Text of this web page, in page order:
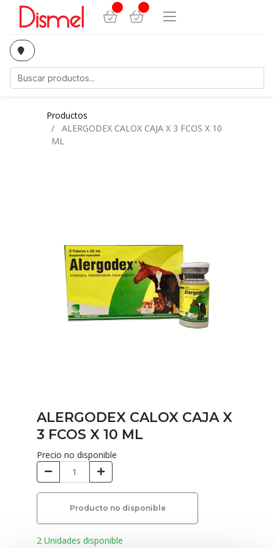
Productos
ALERGODEX CALOX CAJA X 3 FCOS X 10
ML
ALERGODEX CALOX CAJA X
3 FCOS X 10 ML
Precio no disponible
Producto no disponible
2 Unidades disponible